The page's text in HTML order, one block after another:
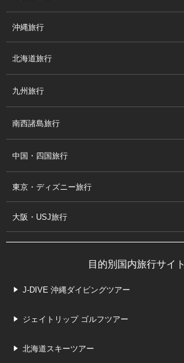
沖縄旅行
北海道旅行
九州旅行
南西諸島旅行
中国・四国旅行
東京・ディズニー旅行
大阪・USJ旅行
目的別国内旅行サイト
J-DIVE 沖縄ダイビングツアー
ジェイトリップ ゴルフツアー
北海道スキーツアー